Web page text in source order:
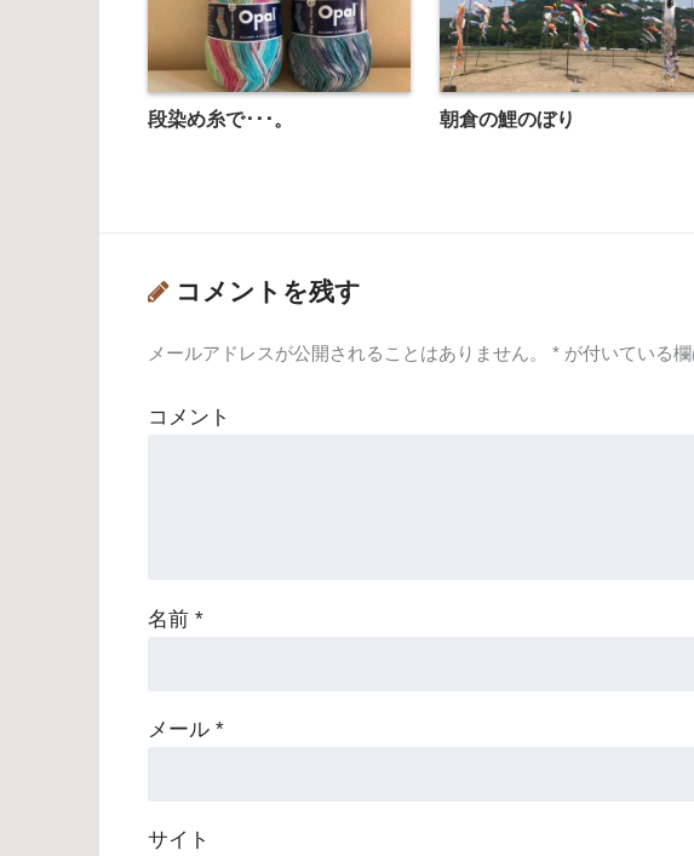
段染め糸で･･･。 朝倉の鯉のぼり
コメントを残す
メールアドレスが公開されることはありません。 * が付いている
コメント
名前 *
メール *
サイト